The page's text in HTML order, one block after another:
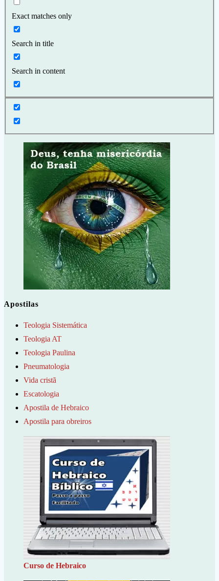
Exact matches only
Search in title
Search in content
Apostilas
Teologia Sistemática
Teologia AT
Teologia Paulina
Pneumatologia
Vida cristã
Escatologia
Apostila de Hebraico
Apostila para obreiros
Curso de Hebraico